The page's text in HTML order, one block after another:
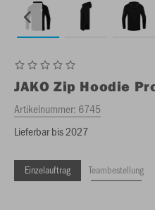
JAKO Zip Hoodie
Artikelnummer: 6745
Lieferbar bis 2027
Einzelauftrag Teambestellung